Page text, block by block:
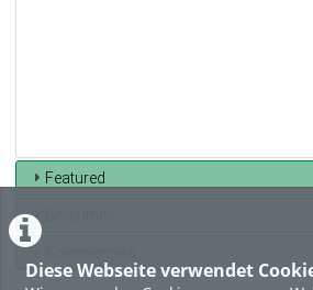
Diese Webseite verwendet
Featured